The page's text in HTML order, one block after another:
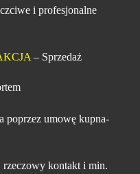
i profesjonalne
– Sprzedaż
poprzez umowę kupna-
rzeczowy kontakt i min.